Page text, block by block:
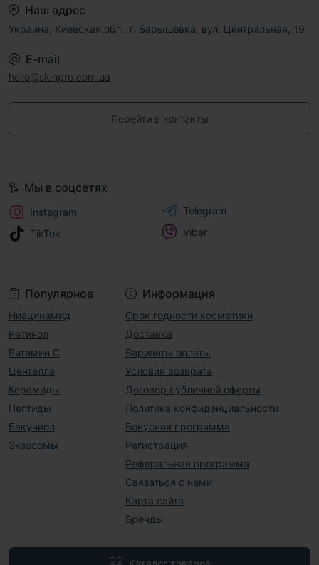
Наш адрес
Украина, Киевская обл., г. Барышевка, вул. Центральная, 19
E-mail
hello@skinpro.com.ua
Перейти в контакты
Популярное
Ниацинамид
Ретинол
Витамин С
Центелла
Керамиды
Пептиды
Бакучиол
Экзосомы
Информация
Срок годности косметики
Доставка
Варианты оплаты
Условия возврата
Договор публичной оферты
Политика конфиденциальности
Бонусная программа
Регистрация
Реферальная программа
Связаться с нами
Карта сайта
Бренды
Мы в соцсетях
Instagram
TikTok
Telegram
Viber